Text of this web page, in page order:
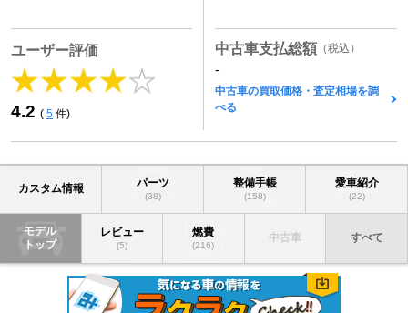
ユーザー評価
4.2 ( 5 件)
中古車支払総額 （税込）
-
中古車の買取価格・査定相場を調
べる
カスタム情報 パーツ
(38)
整備手帳
(158)
愛車紹介
(22)
モデル
トップ
レビュー
(5)
燃費
(216)
中古車 すべて